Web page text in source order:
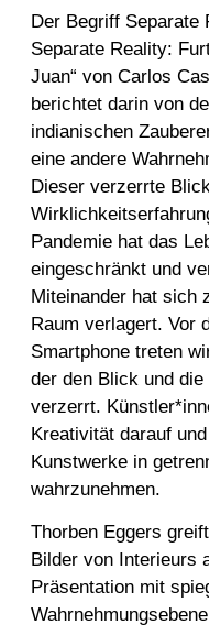
Der Begriff Separate
Separate Reality:
Juan“ von Carlos
berichtet darin von
indianischen
eine andere
Dieser verzerrte
Pandemie hat das
eingeschränkt und
Miteinander hat sich
Raum verlagert. Vor
Smartphone treten
der den Blick und
verzerrt.
Kreativität darauf
Kunstwerke in
wahrzunehmen.
Thorben Eggers
Bilder von Interieurs
Präsentation mit